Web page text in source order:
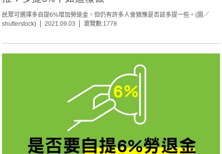
民眾可選擇多自提6%增加勞退金，但仍有許多人會猶豫是否該多提一些。(圖／
shutterstock)
2021.09.03 瀏覽數:1778